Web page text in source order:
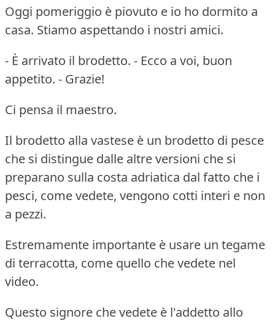
Oggi pomeriggio è piovuto e io ho dormito a
casa. Stiamo aspettando i nostri amici.
- È arrivato il brodetto. - Ecco a voi, buon
appetito. - Grazie!
Ci pensa il maestro.
Il brodetto alla vastese è un brodetto di pesce
che si distingue dalle altre versioni che si
preparano sulla costa adriatica dal fatto che i
pesci, come vedete, vengono cotti interi e non
a pezzi.
Estremamente importante è usare un tegame
di terracotta, come quello che vedete nel
video.
Questo signore che vedete è l'addetto allo